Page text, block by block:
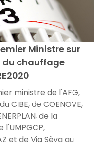
Ministre sur
du chauffage
ministre de l'AFG,
CIBE, de COENOVE,
de la
l'UMPGCP,
et de Via Sèva au